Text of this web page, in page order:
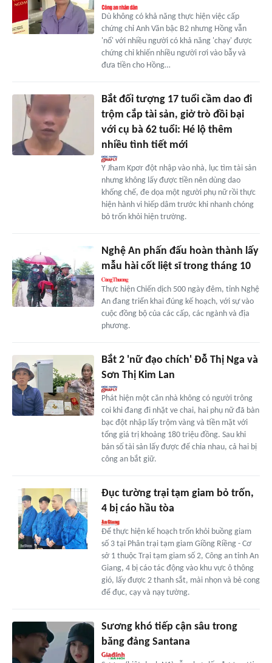
Dù không có khả năng thực hiện việc cấp
chứng chỉ Anh Văn bậc B2 nhưng Hồng vẫn
'nổ' với nhiều người có khả năng 'chạy' được
chứng chỉ khiến nhiều người rơi vào bẫy và
đưa tiền cho Hồng…
Bắt đối tượng 17 tuổi cầm dao đi
trộm cắp tài sản, giở trò đồi bại
với cụ bà 62 tuổi: Hé lộ thêm
nhiều tình tiết mới
Y Jham Kpơr đột nhập vào nhà, lục tìm tài sản
nhưng không lấy được tiền nên dùng dao
khống chế, đe dọa một người phụ nữ rồi thực
hiện hành vi hiếp dâm trước khi nhanh chóng
bỏ trốn khỏi hiện trường.
Nghệ An phấn đấu hoàn thành lấy
mẫu hài cốt liệt sĩ trong tháng 10
Thực hiện Chiến dịch 500 ngày đêm, tỉnh Nghệ
An đang triển khai đúng kế hoạch, với sự vào
cuộc đồng bộ của các cấp, các ngành và địa
phương.
Bắt 2 'nữ đạo chích' Đỗ Thị Nga và
Sơn Thị Kim Lan
Phát hiện một căn nhà không có người trông
coi khi đang đi nhặt ve chai, hai phụ nữ đã bàn
bạc đột nhập lấy trộm vàng và tiền mặt với
tổng giá trị khoảng 180 triệu đồng. Sau khi
bán số tài sản lấy được để chia nhau, cả hai bị
công an bắt giữ.
Đục tường trại tạm giam bỏ trốn,
4 bị cáo hầu tòa
Để thực hiện kế hoạch trốn khỏi buồng giam
số 3 tại Phân trại tạm giam Giồng Riềng - Cơ
sở 1 thuộc Trại tạm giam số 2, Công an tỉnh An
Giang, 4 bị cáo tác động vào khu vực ô thông
gió, lấy được 2 thanh sắt, mài nhọn và bẻ cong
để đục, cạy và nạy tường.
Sương khó tiếp cận sâu trong
băng đảng Santana